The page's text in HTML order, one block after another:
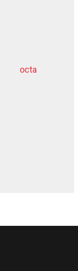
octa
dziļurbums